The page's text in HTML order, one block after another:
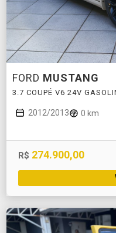
FORD MUSTANG
3.7 COUPÉ V6 24V
2012/2013 0 km
R$ 274.900,00